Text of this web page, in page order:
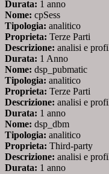
Durata: 1 anno
Nome: cpSess
Tipologia: analitico
Proprieta: Terze Parti
Descrizione: analisi e
Durata: 1 Anno
Nome: dsp_pubmatic
Tipologia: analitico
Proprieta: Terze Parti
Descrizione: analisi e
Durata: 1 anno
Nome: dsp_dbm
Tipologia: analitico
Proprieta: Third-party
Descrizione: analisi e
Durata: 1 anno